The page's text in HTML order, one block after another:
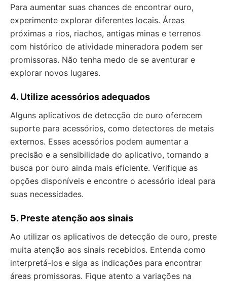
Para aumentar suas chances de encontrar ouro,
experimente explorar diferentes locais. Áreas
próximas a rios, riachos, antigas minas e terrenos
com histórico de atividade mineradora podem ser
promissoras. Não tenha medo de se aventurar e
explorar novos lugares.
4. Utilize acessórios adequados
Alguns aplicativos de detecção de ouro oferecem
suporte para acessórios, como detectores de metais
externos. Esses acessórios podem aumentar a
precisão e a sensibilidade do aplicativo, tornando a
busca por ouro ainda mais eficiente. Verifique as
opções disponíveis e encontre o acessório ideal para
suas necessidades.
5. Preste atenção aos sinais
Ao utilizar os aplicativos de detecção de ouro, preste
muita atenção aos sinais recebidos. Entenda como
interpretá-los e siga as indicações para encontrar
áreas promissoras. Fique atento a variações na